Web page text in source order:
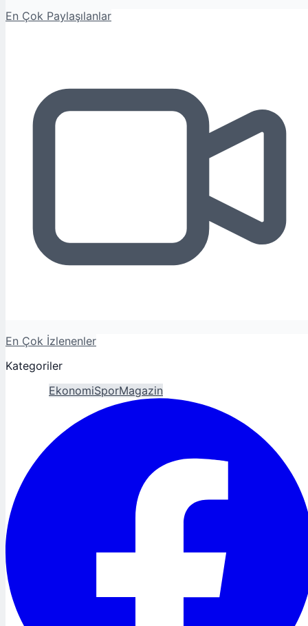
En Çok Paylaşılanlar
En Çok İzlenenler
Kategoriler
EkonomiSporMagazin